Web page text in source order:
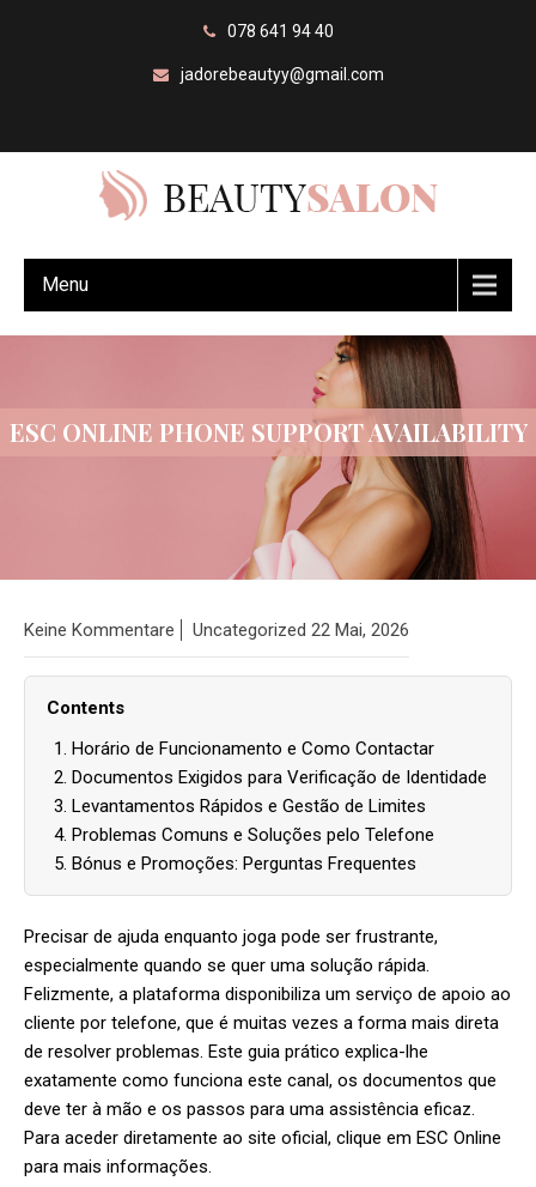
078 641 94 40
jadorebeautyy@gmail.com
Menu
ESC ONLINE PHONE SUPPORT AVAILABILITY
Keine Kommentare Uncategorized 22 Mai, 2026
Contents
Horário de Funcionamento e Como Contactar
Documentos Exigidos para Verificação de Identidade
Levantamentos Rápidos e Gestão de Limites
Problemas Comuns e Soluções pelo Telefone
Bónus e Promoções: Perguntas Frequentes
Precisar de ajuda enquanto joga pode ser frustrante,
especialmente quando se quer uma solução rápida.
Felizmente, a plataforma disponibiliza um serviço de apoio ao
cliente por telefone, que é muitas vezes a forma mais direta
de resolver problemas. Este guia prático explica-lhe
exatamente como funciona este canal, os documentos que
deve ter à mão e os passos para uma assistência eficaz.
Para aceder diretamente ao site oficial, clique em ESC Online
para mais informações.